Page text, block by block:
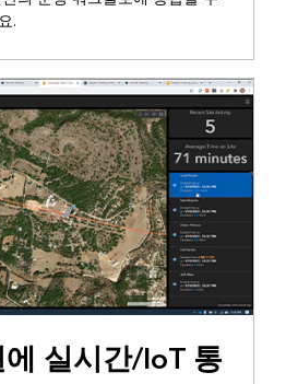
.
실시간/IoT 통